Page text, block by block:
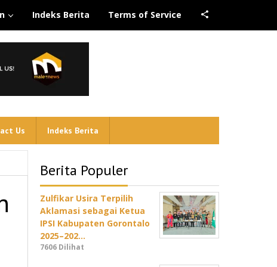
Indeks Berita Terms of Service
Us Indeks Berita
Berita Populer
Zulfikar Usira Terpilih
Aklamasi sebagai Ketua
IPSI Kabupaten Gorontalo
2025–202…
7606 Dilihat